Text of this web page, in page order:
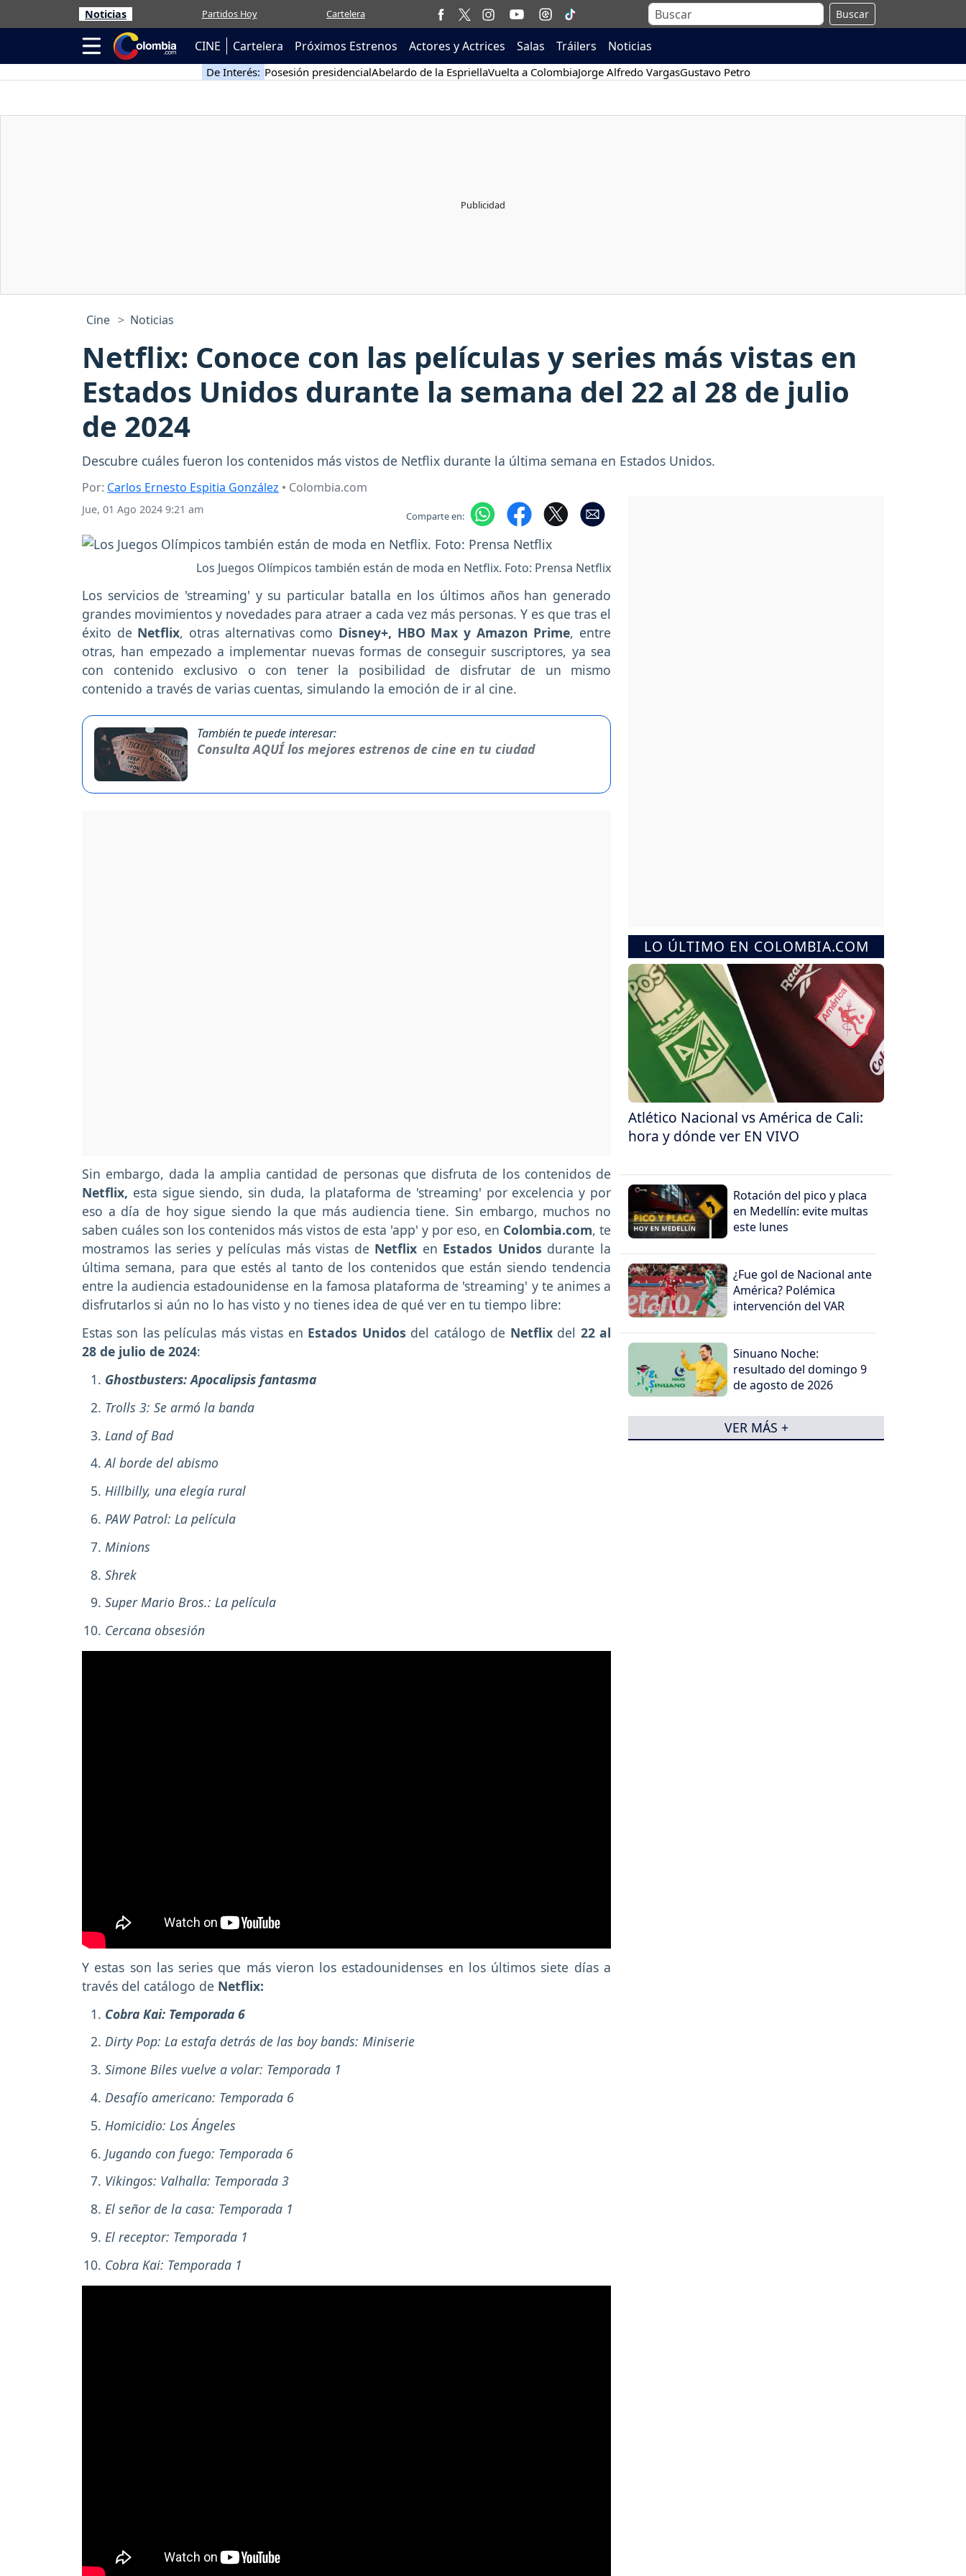
Noticias Partidos Hoy Cartelera Buscar
CINE Cartelera Próximos Estrenos Actores y Actrices Salas Tráilers Noticias
De Interés: Posesión presidencialAbelardo de la EspriellaVuelta a ColombiaJorge Alfredo VargasGustavo Petro
Cine Noticias
Netflix: Conoce con las películas y series más vistas en
Estados Unidos durante la semana del 22 al 28 de julio
de 2024
Descubre cuáles fueron los contenidos más vistos de Netflix durante la última semana en Estados Unidos.
Por: Carlos Ernesto Espitia González • Colombia.com
Jue, 01 Ago 2024 9:21 am Comparte en:
Los Juegos Olímpicos también están de moda en Netflix. Foto: Prensa Netflix
Los servicios de 'streaming' y su particular batalla en los últimos años han generado
grandes movimientos y novedades para atraer a cada vez más personas. Y es que tras el
éxito de Netflix, otras alternativas como Disney+, HBO Max y Amazon Prime, entre
otras, han empezado a implementar nuevas formas de conseguir suscriptores, ya sea
con contenido exclusivo o con tener la posibilidad de disfrutar de un mismo
contenido a través de varias cuentas, simulando la emoción de ir al cine.
También te puede interesar:
Consulta AQUÍ los mejores estrenos de cine en tu ciudad
Sin embargo, dada la amplia cantidad de personas que disfruta de los contenidos de
Netflix, esta sigue siendo, sin duda, la plataforma de 'streaming' por excelencia y por
eso a día de hoy sigue siendo la que más audiencia tiene. Sin embargo, muchos no
saben cuáles son los contenidos más vistos de esta 'app' y por eso, en Colombia.com, te
mostramos las series y películas más vistas de Netflix en Estados Unidos durante la
última semana, para que estés al tanto de los contenidos que están siendo tendencia
entre la audiencia estadounidense en la famosa plataforma de 'streaming' y te animes a
disfrutarlos si aún no lo has visto y no tienes idea de qué ver en tu tiempo libre:
Estas son las películas más vistas en Estados Unidos del catálogo de Netflixdel 22 al
28 de julio de 2024:
Ghostbusters: Apocalipsis fantasma
Trolls 3: Se armó la banda
Land of Bad
Al borde del abismo
Hillbilly, una elegía rural
PAW Patrol: La película
Minions
Shrek
Super Mario Bros.: La película
Cercana obsesión
Y estas son las series que más vieron los estadounidenses en los últimos siete días a
través del catálogo de Netflix:
Cobra Kai: Temporada 6
Dirty Pop: La estafa detrás de las boy bands: Miniserie
Simone Biles vuelve a volar: Temporada 1
Desafío americano: Temporada 6
Homicidio: Los Ángeles
Jugando con fuego: Temporada 6
Vikingos: Valhalla: Temporada 3
El señor de la casa: Temporada 1
El receptor: Temporada 1
Cobra Kai: Temporada 1
LO ÚLTIMO EN COLOMBIA.COM
Atlético Nacional vs América de Cali:
hora y dónde ver EN VIVO
Rotación del pico y placa
en Medellín: evite multas
este lunes
¿Fue gol de Nacional ante
América? Polémica
intervención del VAR
Sinuano Noche:
resultado del domingo 9
de agosto de 2026
VER MÁS +